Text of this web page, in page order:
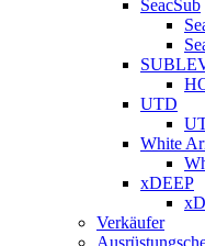
SeacSub
UTD
White
xDEEP
Verkäufer